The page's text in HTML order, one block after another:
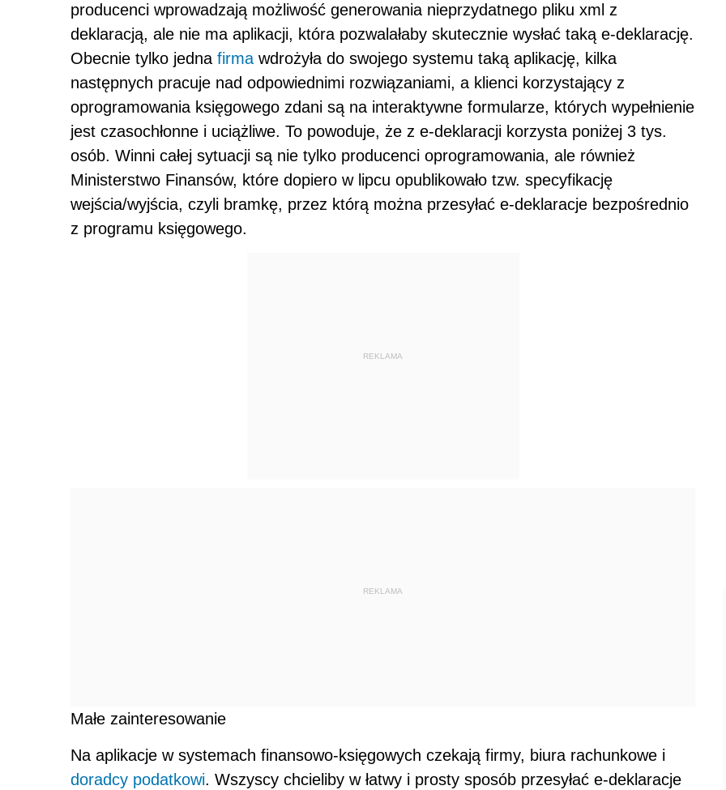
producenci wprowadzają możliwość generowania nieprzydatnego pliku xml z
deklaracją, ale nie ma aplikacji, która pozwalałaby skutecznie wysłać taką e-deklarację.
Obecnie tylko jedna firma wdrożyła do swojego systemu taką aplikację, kilka
następnych pracuje nad odpowiednimi rozwiązaniami, a klienci korzystający z
oprogramowania księgowego zdani są na interaktywne formularze, których wypełnienie
jest czasochłonne i uciążliwe. To powoduje, że z e-deklaracji korzysta poniżej 3 tys.
osób. Winni całej sytuacji są nie tylko producenci oprogramowania, ale również
Ministerstwo Finansów, które dopiero w lipcu opublikowało tzw. specyfikację
wejścia/wyjścia, czyli bramkę, przez którą można przesyłać e-deklaracje bezpośrednio
z programu księgowego.
REKLAMA
REKLAMA
Małe zainteresowanie
Na aplikacje w systemach finansowo-księgowych czekają firmy, biura rachunkowe i
doradcy podatkowi. Wszyscy chcieliby w łatwy i prosty sposób przesyłać e-deklaracje